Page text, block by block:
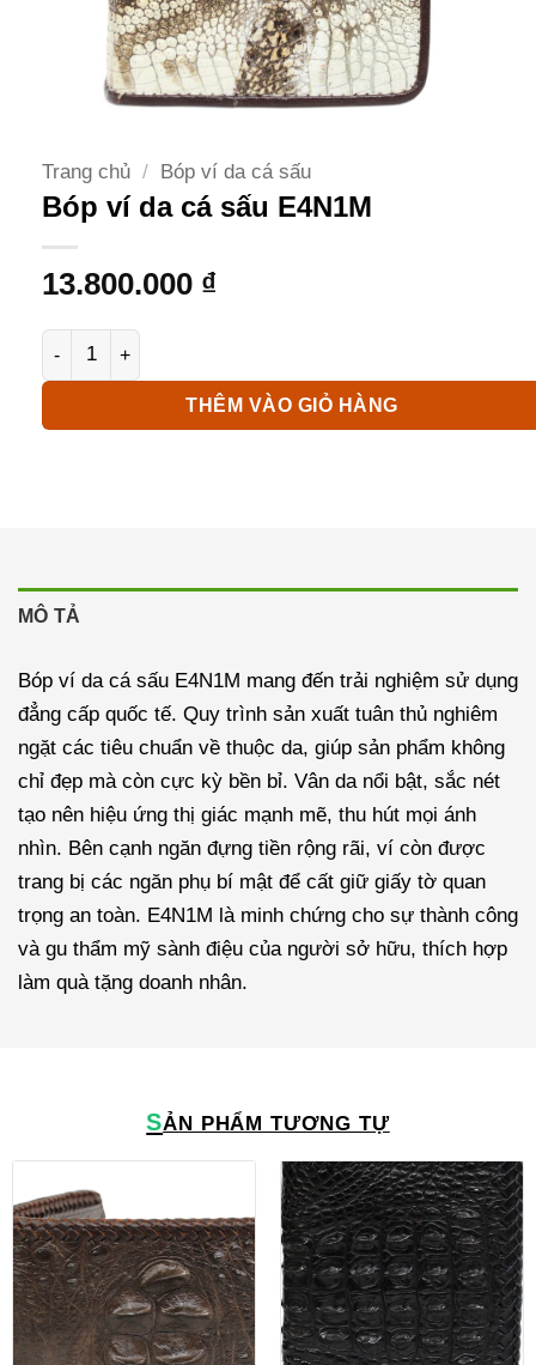
Trang chủ / Bóp ví da cá sấu
Bóp ví da cá sấu E4N1M
13.800.000 ₫
Bóp ví da cá sấu E4N1M số lượng
THÊM VÀO GIỎ HÀNG
MÔ TẢ
Bóp ví da cá sấu E4N1M mang đến trải nghiệm sử dụng
đẳng cấp quốc tế. Quy trình sản xuất tuân thủ nghiêm
ngặt các tiêu chuẩn về thuộc da, giúp sản phẩm không
chỉ đẹp mà còn cực kỳ bền bỉ. Vân da nổi bật, sắc nét
tạo nên hiệu ứng thị giác mạnh mẽ, thu hút mọi ánh
nhìn. Bên cạnh ngăn đựng tiền rộng rãi, ví còn được
trang bị các ngăn phụ bí mật để cất giữ giấy tờ quan
trọng an toàn. E4N1M là minh chứng cho sự thành công
và gu thẩm mỹ sành điệu của người sở hữu, thích hợp
làm quà tặng doanh nhân.
SẢN PHẨM TƯƠNG TỰ